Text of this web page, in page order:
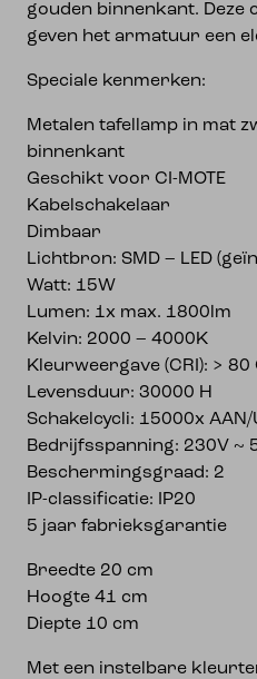
gouden binnenkant.
geven het armatuur een
Speciale kenmerken:
Metalen tafellamp in mat
binnenkant
Geschikt voor CI-MOTE
Kabelschakelaar
Dimbaar
Lichtbron: SMD – LED
Watt: 15W
Lumen: 1x max. 1800lm
Kelvin: 2000 – 4000K
Kleurweergave (CRI): > 80
Levensduur: 30000 H
Schakelcycli: 15000x AAN/
Bedrijfsspanning: 230V ~
Beschermingsgraad: 2
IP-classificatie: IP20
5 jaar fabrieksgarantie
Breedte 20 cm
Hoogte 41 cm
Diepte 10 cm
Met een instelbare